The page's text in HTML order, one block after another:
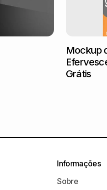
Mockup
Grátis
Informações
Sobre